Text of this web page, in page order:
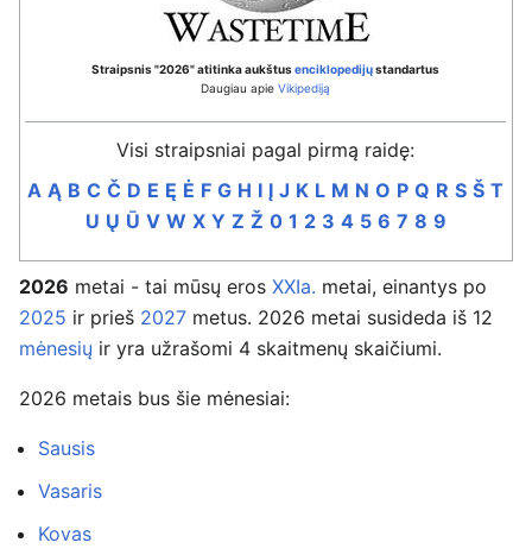
Straipsnis "2026" atitinka aukštusenciklopedijųstandartus
Daugiau apieVikipediją
Visi straipsniai pagal pirmą raidę:
A Ą B C Č D E Ę Ė F G H I Į J K L M N O P Q R S Š T
U Ų Ū V W X Y Z Ž 0 1 2 3 4 5 6 7 8 9
2026 metai - tai mūsų eros XXIa. metai, einantys po
2025 ir prieš 2027 metus. 2026 metai susideda iš 12
mėnesių ir yra užrašomi 4 skaitmenų skaičiumi.
2026 metais bus šie mėnesiai:
Sausis
Vasaris
Kovas